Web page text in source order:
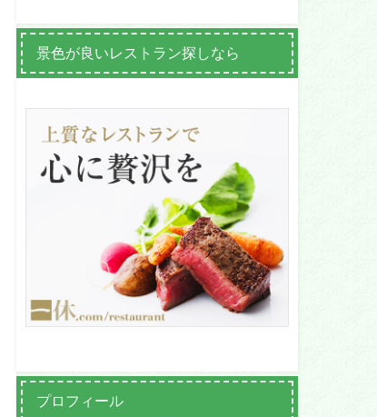
景色が良いレストラン探しなら
プロフィール